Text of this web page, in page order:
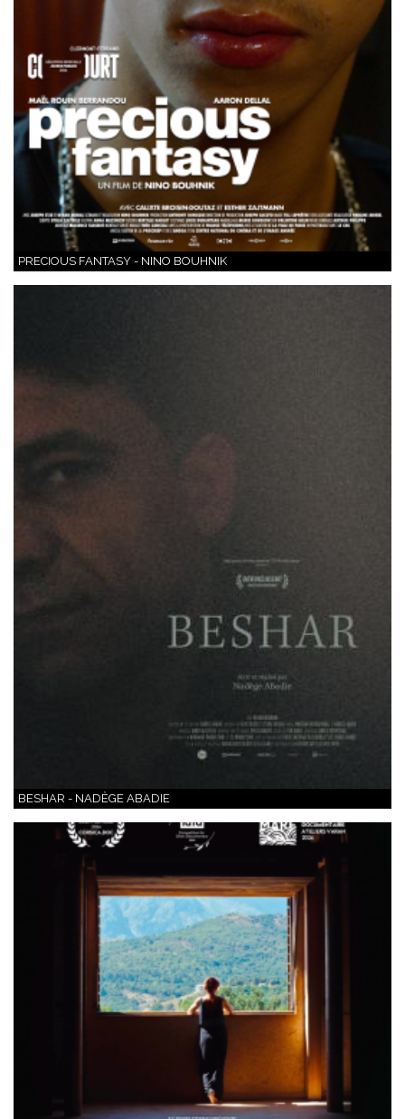
PRECIOUS FANTASY - NINO BOUHNIK
BESHAR - NADÈGE ABADIE